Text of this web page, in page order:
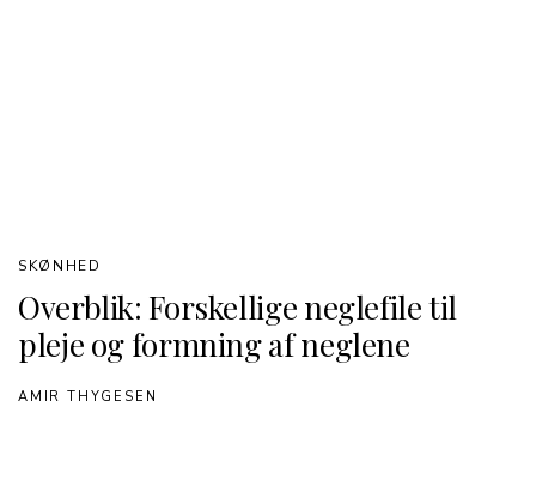
Overblik: Forskellige neglefile til
pleje og formning af neglene
SKØNHED
AMIR THYGESEN